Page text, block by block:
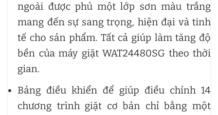
ngoài được phủ một lớp sơn màu trắng
mang đến sự sang trọng, hiện đại và tinh
tế cho sản phẩm. Tất cả giúp làm tăng độ
bền của máy giặt WAT24480SG theo thời
gian.
Bảng điều khiển để giúp điều chỉnh 14
chương trình giặt cơ bản chỉ bằng một